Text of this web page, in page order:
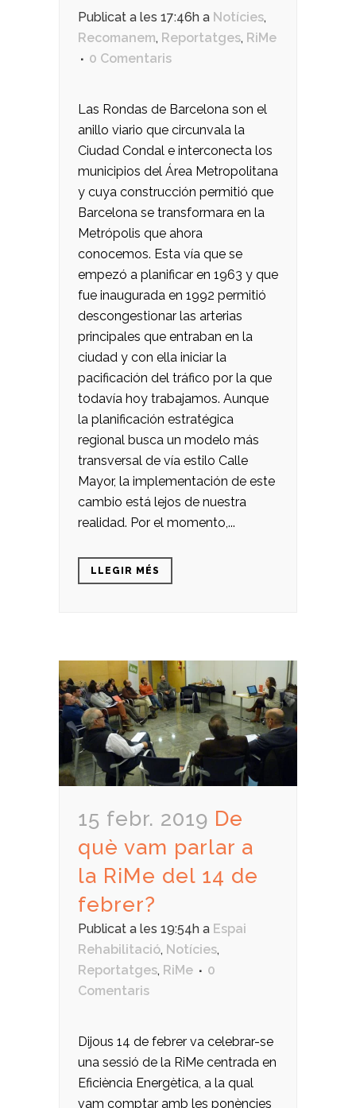
Publicat a les 17:46h a Notícies,
Recomanem, Reportatges, RiMe
0 Comentaris
Las Rondas de Barcelona son el
anillo viario que circunvala la
Ciudad Condal e interconecta los
municipios del Área Metropolitana
y cuya construcción permitió que
Barcelona se transformara en la
Metrópolis que ahora
conocemos. Esta vía que se
empezó a planificar en 1963 y que
fue inaugurada en 1992 permitió
descongestionar las arterias
principales que entraban en la
ciudad y con ella iniciar la
pacificación del tráfico por la que
todavía hoy trabajamos. Aunque
la planificación estratégica
regional busca un modelo más
transversal de vía estilo Calle
Mayor, la implementación de este
cambio está lejos de nuestra
realidad. Por el momento,...
LLEGIR MÉS
15 febr. 2019 De
què vam parlar a
la RiMe del 14 de
febrer?
Publicat a les 19:54h a Espai
Rehabilitació, Notícies,
Reportatges, RiMe
0
Comentaris
Dijous 14 de febrer va celebrar-se
una sessió de la RiMe centrada en
Eficiència Energètica, a la qual
vam comptar amb les ponències